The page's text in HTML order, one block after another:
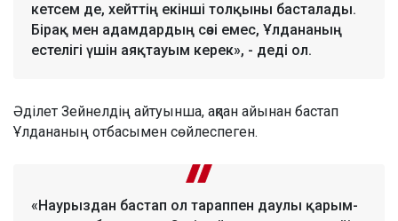
кетсем де, хейттің екінші толқыны басталады.
Бірақ мен адамдардың сөзі емес, Ұлдананың
естелігі үшін аяқтауым керек», - деді ол.
Әділет Зейнелдің айтуынша, ақпан айынан бастап
Ұлдананың отбасымен сөйлеспеген.
«Наурыздан бастап ол тараппен даулы қарым-